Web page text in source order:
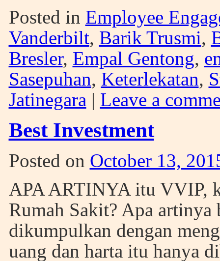
Posted in Employee
Vanderbilt, Barik Trusmi,
Bresler, Empal Gentong,
Sasepuhan, Keterlekatan,
Jatinegara | Leave a
Best Investment
Posted on October 13,
APA ARTINYA itu VVIP,
Rumah Sakit? Apa artinya
dikumpulkan dengan
uang dan harta itu hanya